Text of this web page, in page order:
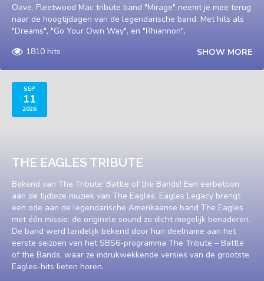
Oave. Fleetwood Mac tribute band "Mirage" neemt je mee terug
naar de hoogtijdagen van de legendarische band. Met hits als
"Dreams", "Go Your Own Way", en "Rhiannon",
1810 hits
SHOW MORE
SEP
11
2026
THE EAGLES TRIBUTE
Bekend van The Tribute: Battle of the Bands! Een eerbetoon
aan de tijdloze muziek van The Eagles. Eagles Legacy brengt
een ode aan de legendarische Amerikaanse band The Eagles
met één missie: de originele sound zo dicht mogelijk benaderen.
De band werd landelijk bekend door hun deelname aan het
eerste seizoen van het SBS6-programma The Tribute – Battle
of the Bands, waar ze indrukwekkende versies van de grootste
Eagles-hits lieten horen.